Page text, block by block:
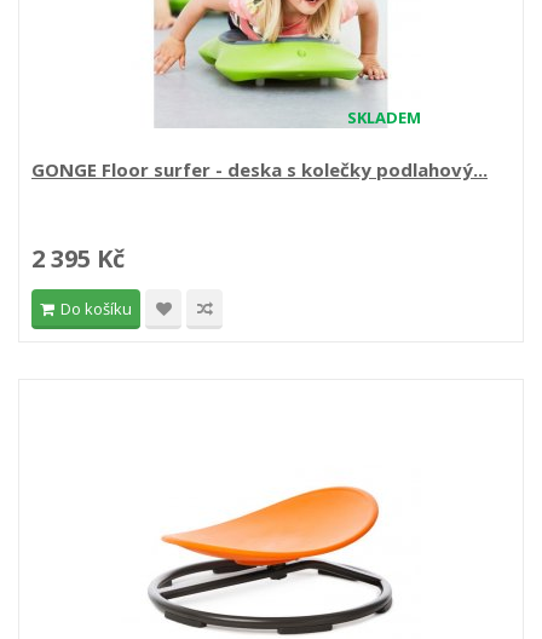
SKLADEM
GONGE Floor surfer - deska s kolečky podlahový...
2 395 Kč
Do košíku